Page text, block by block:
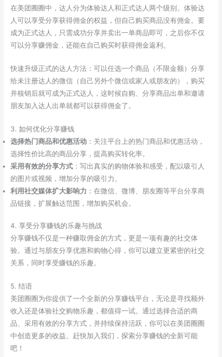
在美团圈圈中，达人分为体验达人和正式达人两个级别。体验达
人可以享受分享获得佣金的权益，但自己购买商品没有佣金。要
成为正式达人，只需成功分享并卖出一单商品即可，之后你不仅
可以分享赚佣金，还能在自己购买时获得佣金返利。
快速升级正式的达人方法：可以任选一个商品（不限金额）分享
给未注册达人的微信（自己另外个微信或家人或朋友的），购买
并核销后就可成为正式达人，这时候自购、分享商品出单和邀请
朋友加入达人出单就都可以获得佣金了。
3. 如何优化分享赚钱
选择热门商品和优惠活动 ：关注平台上的热门商品和优惠活动，
选择性价比高的商品分享，提高购买转化率。
采用有效的分享方式 ：写出真实的购物体验和感受，配以吸引人
的图片或视频，增加分享的吸引力。
利用社交媒体扩大影响力 ：在微信、微博、朋友圈等平台分享商
品链接，扩展触达范围，增加购买机会。
4. 享受分享赚钱的乐趣与挑战
分享赚钱不仅是一种赚取佣金的方式，更是一项有趣的社交体
验。通过与朋友分享优惠和购物心得，你可以建立更紧密的社交
关系，同时享受赚钱的乐趣。
5. 结语
美团圈圈为你提供了一个全新的分享赚钱平台，无论是寻找额外
收入还是体验社交购物乐趣，都值得一试。通过选择合适的商
品、采用有效的分享方式，并持续保持活跃，你可以在美团圈圈
中创造更多的收益。赶快加入我们，探索分享赚钱的全新可能
吧！